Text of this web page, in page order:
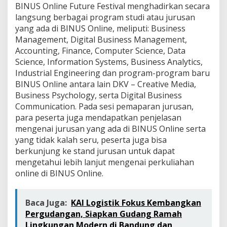
BINUS Online Future Festival menghadirkan secara
langsung berbagai program studi atau jurusan
yang ada di BINUS Online, meliputi: Business
Management, Digital Business Management,
Accounting, Finance, Computer Science, Data
Science, Information Systems, Business Analytics,
Industrial Engineering dan program-program baru
BINUS Online antara lain DKV – Creative Media,
Business Psychology, serta Digital Business
Communication. Pada sesi pemaparan jurusan,
para peserta juga mendapatkan penjelasan
mengenai jurusan yang ada di BINUS Online serta
yang tidak kalah seru, peserta juga bisa
berkunjung ke stand jurusan untuk dapat
mengetahui lebih lanjut mengenai perkuliahan
online di BINUS Online.
Baca Juga: KAI Logistik Fokus Kembangkan
Pergudangan, Siapkan Gudang Ramah